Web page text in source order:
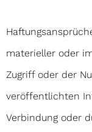
materieller oder
Zugriff oder der
veröffentlichten
Verbindung oder